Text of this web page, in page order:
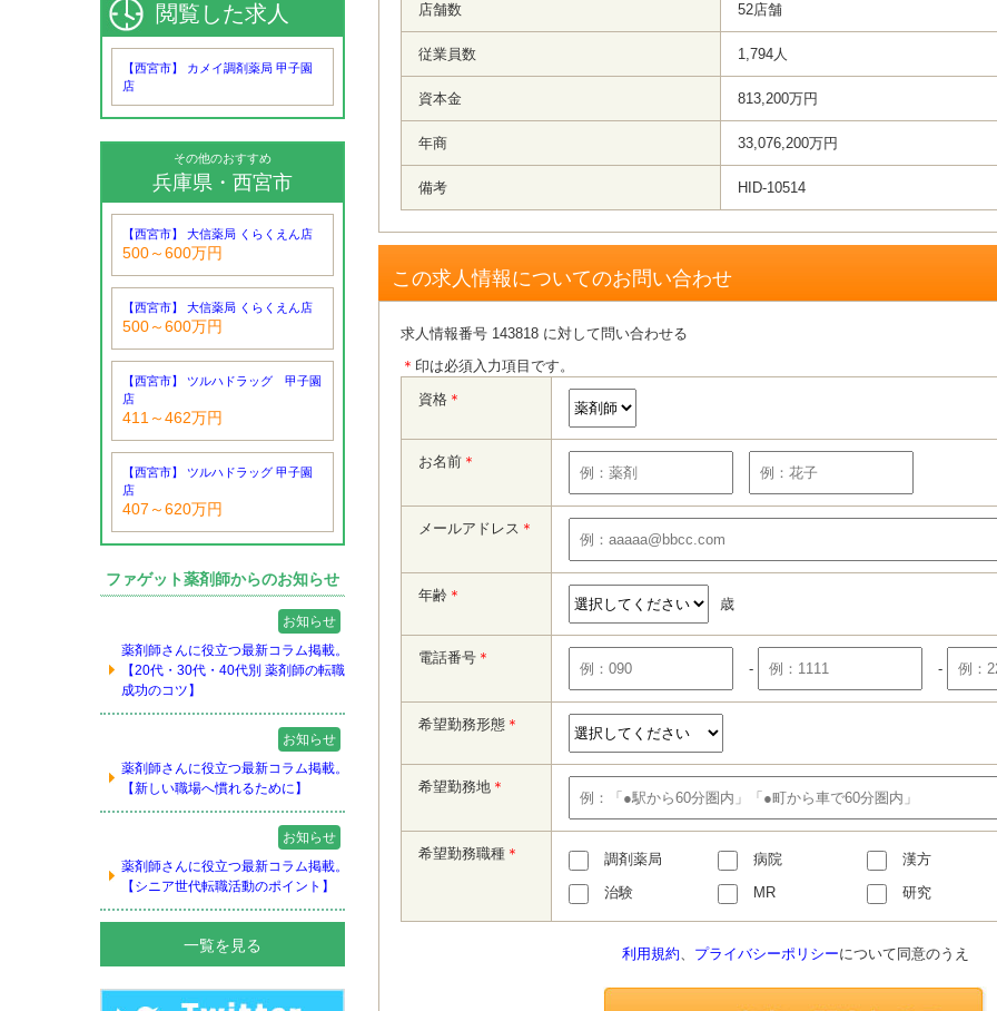
閲覧した求人
【西宮市】 カメイ調剤薬局 甲子園
店
その他のおすすめ
兵庫県・西宮市
【西宮市】 大信薬局 くらくえん店
500～600万円
【西宮市】 大信薬局 くらくえん店
500～600万円
【西宮市】 ツルハドラッグ 甲子園
店
411～462万円
【西宮市】 ツルハドラッグ 甲子園
店
407～620万円
ファゲット薬剤師からのお知らせ
お知らせ
薬剤師さんに役立つ最新コラム掲載。
【20代・30代・40代別 薬剤師の転職
成功のコツ】
お知らせ
薬剤師さんに役立つ最新コラム掲載。
【新しい職場へ慣れるために】
お知らせ
薬剤師さんに役立つ最新コラム掲載。
【シニア世代転職活動のポイント】
一覧を見る
店舗数 52店舗
従業員数 1,794人
資本金 813,200万円
年商 33,076,200万円
備考 HID-10514
この求人情報についてのお問い合わせ
求人情報番号 143818 に対して問い合わせる
＊ 印は必須入力項目です。
資格＊
お名前＊
メールアドレス ＊
年齢＊ 歳
電話番号＊
- -
希望勤務形態＊
希望勤務地＊
希望勤務職種＊ 調剤薬局 病院
漢方
治験
MR 研究
利用規約、 プライバシーポリシーについて同意のうえ